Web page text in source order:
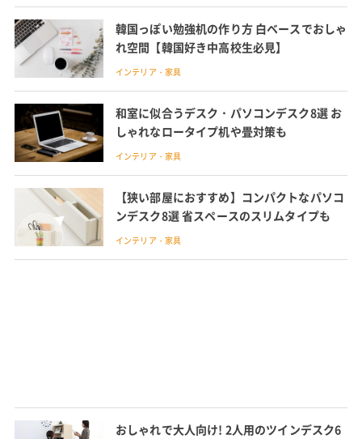
韓国っぽい勉強机の作り方 白ベースでおしゃ
れ空間【韓国好き中高校生必見】
インテリア・家具
和室に似合うデスク・パソコンデスク8選 お
しゃれなロータイプ机や畳対策も
インテリア・家具
【狭い部屋におすすめ】コンパクトなパソコ
ンデスク8選 省スペースのスリムタイプも
インテリア・家具
おしゃれで大人向け! 2人用のツインデスク6